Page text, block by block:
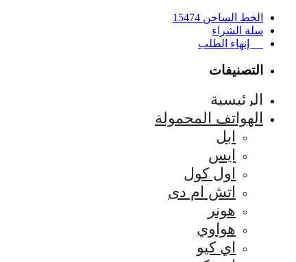
الخط الساخن 15474
سلة الشراء
إنهاء الطلب
التصنيفات
الرئيسية
الهواتف المحمولة
ابل
ايس
اول كول
اتش ام دى
هونر
هواوي
اي كيو